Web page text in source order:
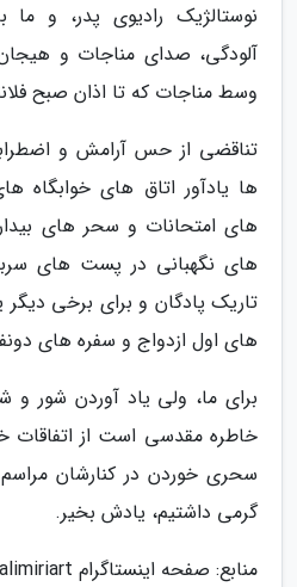
نوستالژیک رادیوی پدر، و
آلودگی، صدای مناجات و
وسط مناجات که تا اذان صبح
تناقضی از حس آرامش و
ها یادآور اتاق های
های امتحانات و سحر های
های نگهبانی در پست های
تاریک پادگان و برای برخی
های اول ازدواج و سفره های
برای ما، ولی یاد آوردن شور و
خاطره مقدسی است از
سحری خوردن در کنارشان
گرمی داشتیم، یادش بخیر.
منابع: صفحه اینستاگرام alimiriart و khatereh.bazi2